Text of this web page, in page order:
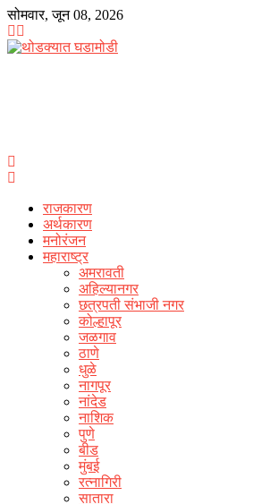
Skip
to
content
सोमवार, जून 08, 2026
राजकारण
अर्थकारण
मनोरंजन
महाराष्ट्र
अमरावती
अहिल्यानगर
छत्रपती संभाजी नगर
कोल्हापूर
जळगाव
ठाणे
धुळे
नागपूर
नांदेड
नाशिक
पुणे
बीड
मुंबई
रत्नागिरी
सातारा